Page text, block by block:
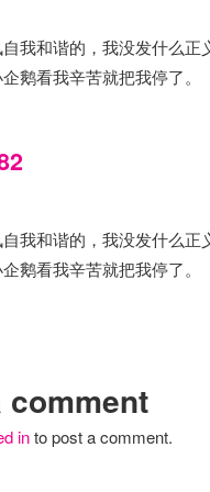
我和谐的，我没发什么正
鹅看我辛苦就把我停了。
我和谐的，我没发什么正
鹅看我辛苦就把我停了。
comment
into post a comment.